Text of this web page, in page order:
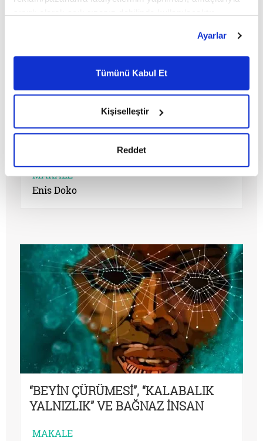
belirleyebilirsiniz. Çerezlere ilişkin detaylı bilgi için
Ayarlar butonuna tıklayabilir,Çerez Bilgilendirme
Metnimizi ziyaret edebilirsiniz.
hazırlanmış olan İnternet Sitesi Aydınlatma Metnimizi
okumak ve sitemizi ziyaretiniz kapsamında
gerçekleştirilen veri işleme faaliyetleri ile ilgili daha
Ayarlar
Tümünü Kabul Et
Kişiselleştir
Reddet
DİJİTAL BAĞNAZLIK
MAKALE
Enis Doko
“BEYİN ÇÜRÜMESİ”, “KALABALIK
YALNIZLIK” VE BAĞNAZ İNSAN
MAKALE